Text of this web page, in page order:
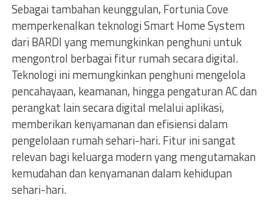
Sebagai tambahan keunggulan, Fortunia Cove
memperkenalkan teknologi Smart Home System
dari BARDI yang memungkinkan penghuni untuk
mengontrol berbagai fitur rumah secara digital.
Teknologi ini memungkinkan penghuni mengelola
pencahayaan, keamanan, hingga pengaturan AC dan
perangkat lain secara digital melalui aplikasi,
memberikan kenyamanan dan efisiensi dalam
pengelolaan rumah sehari-hari. Fitur ini sangat
relevan bagi keluarga modern yang mengutamakan
kemudahan dan kenyamanan dalam kehidupan
sehari-hari.